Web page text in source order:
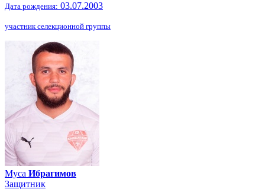
Дата рождения: 03.07.2003
участник селекционной группы
Муса Ибрагимов
Защитник